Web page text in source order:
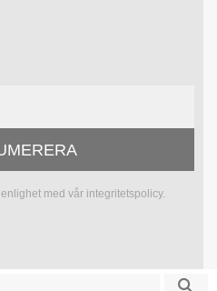
med vår integritetspolicy.